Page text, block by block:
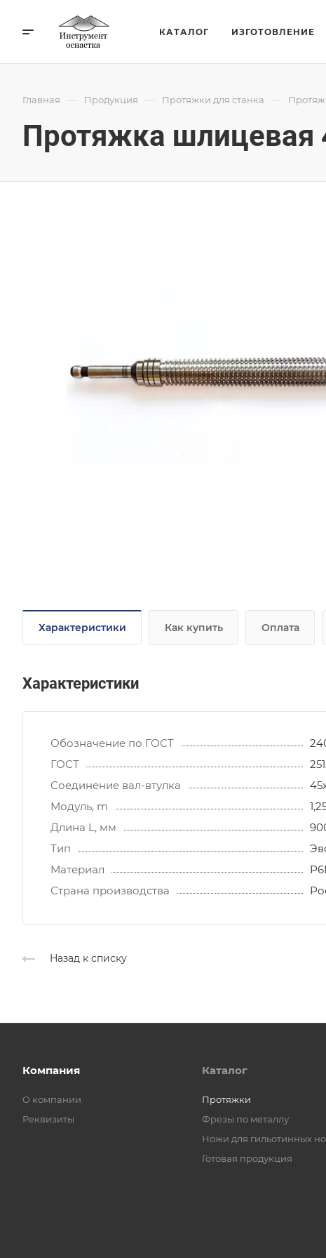
КАТАЛОГ ИЗГОТОВЛЕНИЕ
Главная — Продукция — Протяжки для станка —
Протяжка шлицевая
Характеристики Как купить Оплата
Характеристики
Обозначение по ГОСТ
ГОСТ
Соединение вал-втулка
Модуль, m
Длина L, мм
Тип
Материал
Страна производства
Назад к списку
Компания
О компании
Реквизиты
Каталог
Протяжки
Фрезы по металлу
Ножи для гильотинных
Готовая продукция